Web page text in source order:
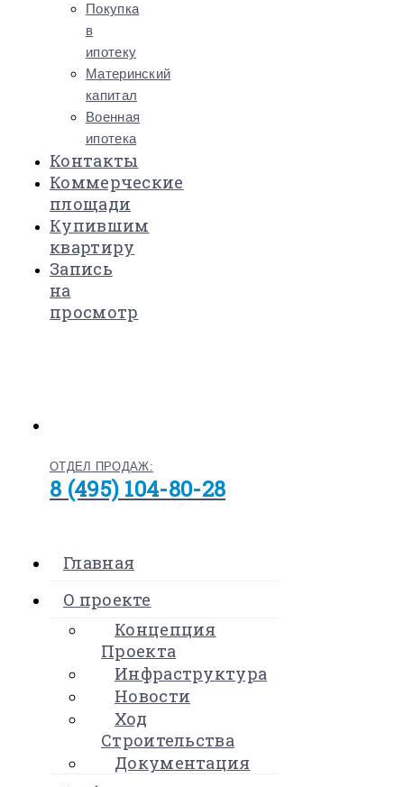
Покупка
в
ипотеку
Материнский
капитал
Военная
ипотека
Контакты
Коммерческие
площади
Купившим
квартиру
Запись
на
просмотр
ОТДЕЛ ПРОДАЖ:
8 (495) 104-80-28
Главная
О проекте
Концепция
Проекта
Инфраструктура
Новости
Ход
Строительства
Документация